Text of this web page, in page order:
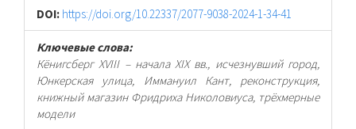
DOI: https://doi.org/10.22337/2077-9038-2024-1-34-41
Ключевые слова:
Кёнигсберг XVIII – начала XIX вв., исчезнувший город,
Юнкерская улица, Иммануил Кант, реконструкция,
книжный магазин Фридриха Николовиуса, трёхмерные
модели